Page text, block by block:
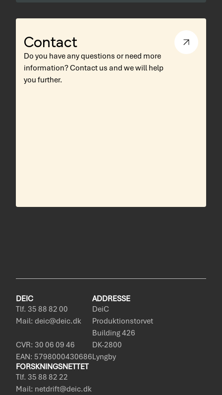
Contact
Do you have any questions or need more
information? Contact us and we will help
you further.
DEIC
Tlf. 35 88 82 00
Mail: deic@deic.dk
CVR: 30 06 09 46
EAN: 5798000430686
ADDRESSE
DeiC
Produktionstorvet
Building 426
DK-2800
Lyngby
FORSKNINGSNETTET
Tlf. 35 88 82 22
Mail: netdrift@deic.dk